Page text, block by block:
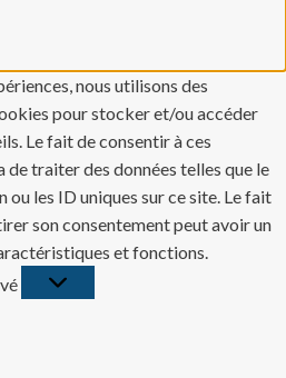
nous utilisons des
pour stocker et/ou accéder
Le fait de consentir à ces
traiter des données telles que le
les ID uniques sur ce site. Le fait
son consentement peut avoir un
et fonctions.